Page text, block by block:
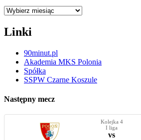
Archiwum
Linki
90minut.pl
Akademia MKS Polonia
Spółka
SSPW Czarne Koszule
Następny mecz
Kolejka 4
I liga
vs